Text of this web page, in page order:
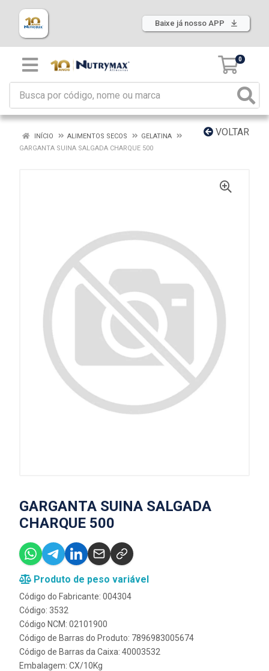
Baixe já nosso APP
0
VOLTAR
INÍCIO ALIMENTOS SECOS
GELATINA
GARGANTA SUINA SALGADA CHARQUE 500
GARGANTA SUINA SALGADA
CHARQUE 500
Produto de peso variável
Código do Fabricante: 004304
Código: 3532
Código NCM: 02101900
Código de Barras do Produto: 7896983005674
Código de Barras da Caixa: 40003532
Embalagem: CX/10Kg